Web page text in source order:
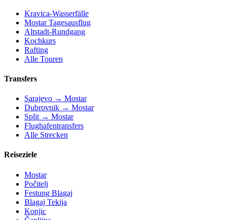
Kravica-Wasserfälle
Mostar Tagesausflug
Altstadt-Rundgang
Kochkurs
Rafting
Alle Touren
Transfers
Sarajevo → Mostar
Dubrovnik → Mostar
Split → Mostar
Flughafentransfers
Alle Strecken
Reiseziele
Mostar
Počitelj
Festung Blagaj
Blagaj Tekija
Konjic